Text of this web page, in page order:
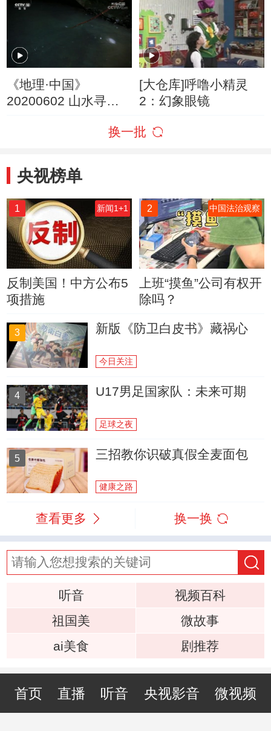
《地理·中国》
20200602 山水寻奇·
[大仓库]呼噜小精灵
2：幻象眼镜
换一批
央视榜单
1 新闻1+1
反制美国！中方公布5
项措施
2 中国法治观察
上班“摸鱼”公司有权开
除吗？
3 新版《防卫白皮书》藏祸心
今日关注
4 U17男足国家队：未来可期
足球之夜
5 三招教你识破真假全麦面包
健康之路
查看更多 换一换
听音
视频百科
祖国美
微故事
ai美食
剧推荐
首页 直播 听音 央视影音 微视频